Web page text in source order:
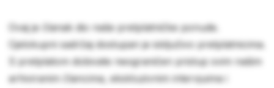
Ovaj je članak dio naše pretplatničke ponude.
Cjelokupni sadržaj dostupan je isključivo pretplatnicima.
S pretplatom dobivate neograničen pristup svim našim
arhiviranim člancima, ekskluzivnim intervjuima i